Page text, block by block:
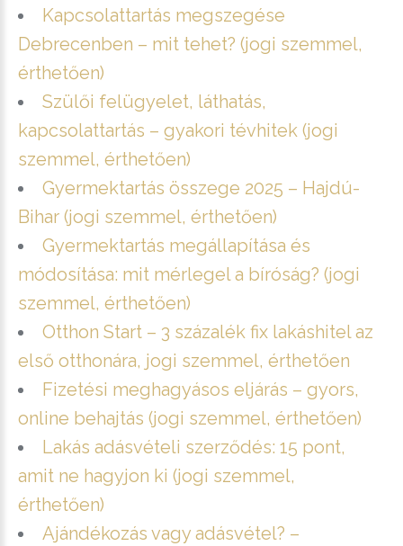
Kapcsolattartás megszegése
Debrecenben – mit tehet? (jogi szemmel,
érthetően)
Szülői felügyelet, láthatás,
kapcsolattartás – gyakori tévhitek (jogi
szemmel, érthetően)
Gyermektartás összege 2025 – Hajdú-
Bihar (jogi szemmel, érthetően)
Gyermektartás megállapítása és
módosítása: mit mérlegel a bíróság? (jogi
szemmel, érthetően)
Otthon Start – 3 százalék fix lakáshitel az
első otthonára, jogi szemmel, érthetően
Fizetési meghagyásos eljárás – gyors,
online behajtás (jogi szemmel, érthetően)
Lakás adásvételi szerződés: 15 pont,
amit ne hagyjon ki (jogi szemmel,
érthetően)
Ajándékozás vagy adásvétel? –